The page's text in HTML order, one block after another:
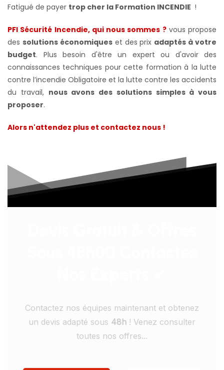
Fatigué de payer trop cher la Formation INCENDIE !
PFI Sécurité Incendie, qui nous sommes ?vous propose
des solutions économiqueset des prix adaptés à votre
budget. Plus besoin d'être un expert ou d'avoir des
connaissances techniques pour cette formation à la lutte
contre l’incendie Obligatoire et la lutte contre les accidents
du travail, nous avons des solutions simples à vous
proposer.
Alors n'attendez plus et contactez nous !
Contactez nos équipes maintenant et obtenez
un devis adapté sous 48h ! Venez consulter
toutes nos offres...